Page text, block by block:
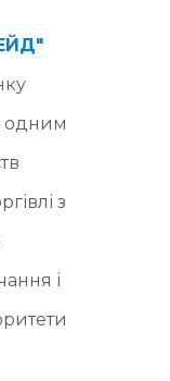
одним
з
і